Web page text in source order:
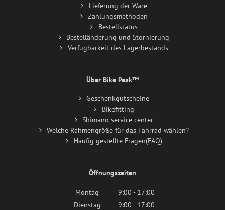
Lieferung der Ware
Zahlungsmethoden
Bestellstatus
Bestelländerung und Stornierung
Verfügbarkeit des Lagerbestands
Über Bike Peak™
Geschenkgutscheine
Bikefitting
Shimano service center
Welche Rahmengröße für das Fahrrad wählen?
Häufig gestellte Fragen(FAQ)
Öffnungszeiten
Montag
9:00 - 17:00
Dienstag
9:00 - 17:00